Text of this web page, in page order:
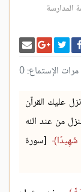
المدارسة
شارك على فيسبوك
انشر تغريدةشارك على
مرات الإستماع: 0
عليك القرآن
من عند الله
[سورة